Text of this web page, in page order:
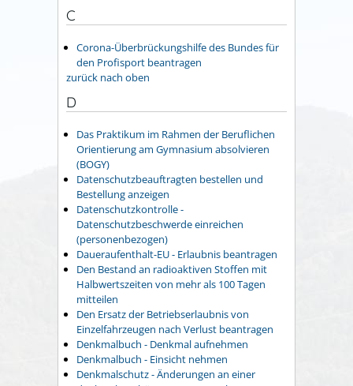
C
Corona-Überbrückungshilfe des Bundes für
den Profisport beantragen
zurück nach oben
D
Das Praktikum im Rahmen der Beruflichen
Orientierung am Gymnasium absolvieren
(BOGY)
Datenschutzbeauftragten bestellen und
Bestellung anzeigen
Datenschutzkontrolle -
Datenschutzbeschwerde einreichen
(personenbezogen)
Daueraufenthalt-EU - Erlaubnis beantragen
Den Bestand an radioaktiven Stoffen mit
Halbwertszeiten von mehr als 100 Tagen
mitteilen
Den Ersatz der Betriebserlaubnis von
Einzelfahrzeugen nach Verlust beantragen
Denkmalbuch - Denkmal aufnehmen
Denkmalbuch - Einsicht nehmen
Denkmalschutz - Änderungen an einer